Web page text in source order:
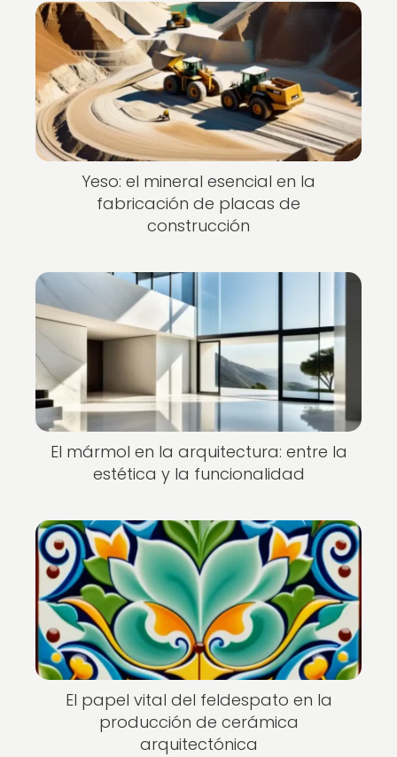
Yeso: el mineral esencial en la
fabricación de placas de
construcción
El mármol en la arquitectura: entre la
estética y la funcionalidad
El papel vital del feldespato en la
producción de cerámica
arquitectónica